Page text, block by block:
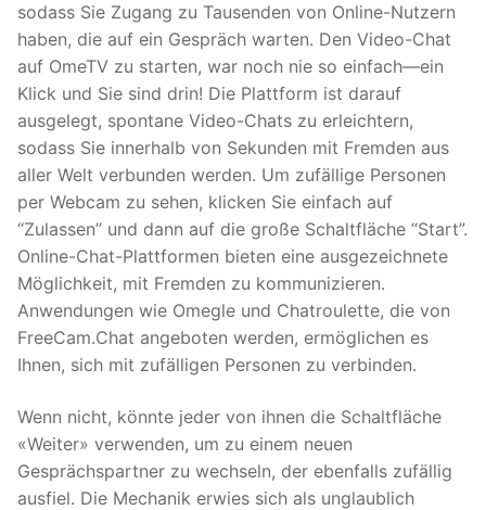
sodass Sie Zugang zu Tausenden von Online-Nutzern
haben, die auf ein Gespräch warten. Den Video-Chat
auf OmeTV zu starten, war noch nie so einfach—ein
Klick und Sie sind drin! Die Plattform ist darauf
ausgelegt, spontane Video-Chats zu erleichtern,
sodass Sie innerhalb von Sekunden mit Fremden aus
aller Welt verbunden werden. Um zufällige Personen
per Webcam zu sehen, klicken Sie einfach auf
“Zulassen” und dann auf die große Schaltfläche “Start”.
Online-Chat-Plattformen bieten eine ausgezeichnete
Möglichkeit, mit Fremden zu kommunizieren.
Anwendungen wie Omegle und Chatroulette, die von
FreeCam.Chat angeboten werden, ermöglichen es
Ihnen, sich mit zufälligen Personen zu verbinden.
Wenn nicht, könnte jeder von ihnen die Schaltfläche
«Weiter» verwenden, um zu einem neuen
Gesprächspartner zu wechseln, der ebenfalls zufällig
ausfiel. Die Mechanik erwies sich als unglaublich